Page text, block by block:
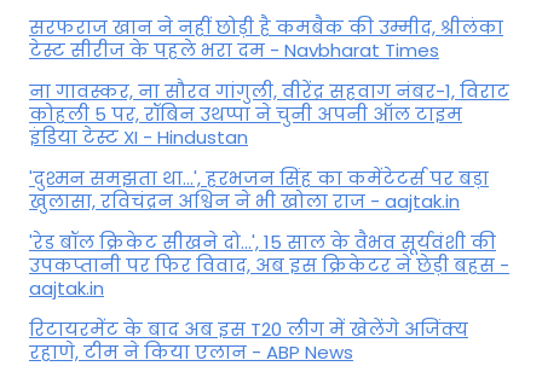
सरफराज खान ने नहीं छोड़ी है कमबैक की उम्मीद, श्रीलंका
टेस्ट सीरीज के पहले भरा दम - Navbharat Times
ना गावस्कर, ना सौरव गांगुली, वीरेंद्र सहवाग नंबर-1, विराट
कोहली 5 पर, रॉबिन उथप्पा ने चुनी अपनी ऑल टाइम
इंडिया टेस्ट XI - Hindustan
'दुश्मन समझता था...', हरभजन सिंह का कमेंटेटर्स पर बड़ा
खुलासा, रव‍िचंद्रन अश्विन ने भी खोला राज - aajtak.in
'रेड बॉल क्रिकेट सीखने दो...', 15 साल के वैभव सूर्यवंशी की
उपकप्तानी पर फ‍िर व‍िवाद, अब इस क्रिकेटर ने छेड़ी बहस -
aajtak.in
रिटायरमेंट के बाद अब इस T20 लीग में खेलेंगे अजिंक्य
रहाणे, टीम ने किया एलान - ABP News